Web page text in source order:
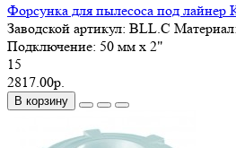
Форсунка для пылесоса под
Заводской артикул: BLL.C Материал:
Подключение: 50 мм x 2"
15
2817.00р.
В корзину